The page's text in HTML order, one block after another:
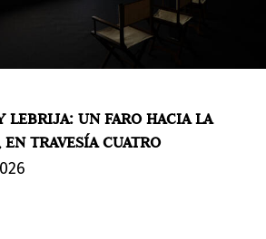
LEBRIJA: UN FARO HACIA LA
TRAVESÍA CUATRO